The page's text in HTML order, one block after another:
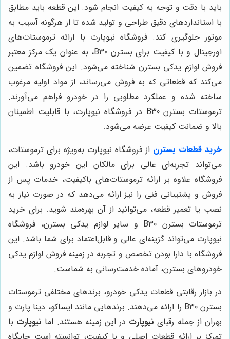
باید با دقت و توجه به کیفیت انجام شود. این قطعه باید مطابق
با استانداردهای دقیق طراحی و تولید شده تا از هرگونه آسیب به
موتور جلوگیری کند. فروشگاه نیوپارت با ارائه ترموستات‌های
اورجینال و با کیفیت برای بسترن B30، به عنوان یک مرکز معتبر
فروش لوازم یدکی بسترن شناخته می‌شود. این فروشگاه تضمین
می‌کند که قطعاتی که به فروش می‌رساند، از مواد اولیه مرغوب
ساخته شده و عملکرد مطلوبی را در خودرو فراهم می‌آورند.
ترموستات بسترن B30 در فروشگاه نیوپارت، با قابلیت اطمینان
بالا و ضمانت کیفیت عرضه می‌شود.
خرید قطعات بسترن از فروشگاه نیوپارت به‌ویژه برای ترموستات،
می‌تواند تجربه‌ای عالی برای مالکان این خودرو باشد. این
فروشگاه علاوه بر ارائه ترموستات‌های باکیفیت، خدمات پس از
فروش و پشتیبانی فنی را نیز ارائه می‌دهد که در صورت نیاز به
نصب یا تعمیر قطعه، می‌توانید از آن بهره‌مند شوید. برای خرید
ترموستات بسترن B30 و سایر لوازم یدکی بسترن، فروشگاه
نیوپارت می‌تواند گزینه‌ای عالی و قابل‌اعتماد برای شما باشد. این
فروشگاه با دارا بودن تخصص و تجربه در زمینه فروش لوازم یدکی
خودروهای بسترن، آماده خدمت‌رسانی به شماست.
در بازار رقابتی قطعات یدکی خودرو، برندهای مختلفی ترموستات
بسترن B30 را ارائه می‌دهند. برندهایی مانند ایساکو، دینا پارت و
بهران از جمله رقبای نیوپارت در این زمینه هستند. اما نیوپارت با